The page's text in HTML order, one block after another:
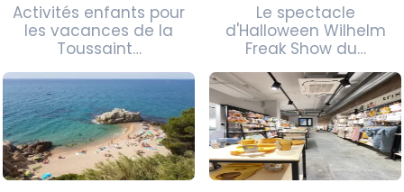
Activités enfants pour
les vacances de la
Toussaint…
Le spectacle
d'Halloween Wilhelm
Freak Show du…